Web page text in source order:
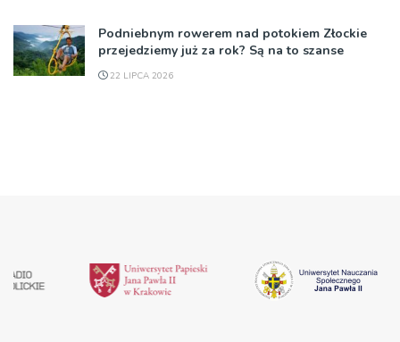
Podniebnym rowerem nad potokiem Złockie
przejedziemy już za rok? Są na to szanse
22 LIPCA 2026